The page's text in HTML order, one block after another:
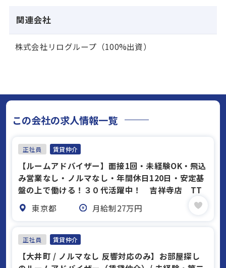
関連会社
株式会社リログループ（100%出資）
この会社の求人情報一覧
正社員 賃貸仲介
【ルームアドバイザー】面接1回・未経験OK・飛込
み営業なし・ノルマなし・年間休日120日・安定基
盤の上で働ける！３０代活躍中！ 吉祥寺店 TT
東京都
月給制27万円
正社員 賃貸仲介
【大井町 / ノルマなし 反響対応のみ】お部屋探し